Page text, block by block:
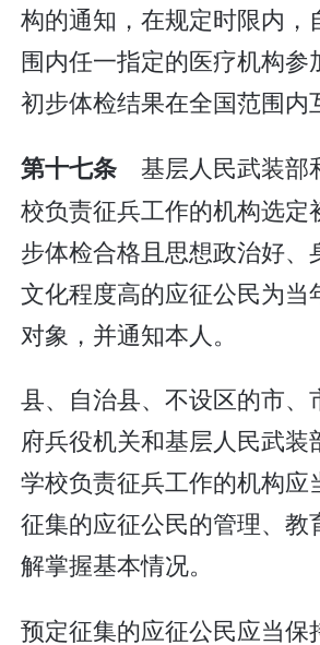
构的通知，在规定时限内，
围内任一指定的医疗机构参
初步体检结果在全国范围内
第十七条 基层人民武装部
校负责征兵工作的机构选定
步体检合格且思想政治好、
文化程度高的应征公民为当
对象，并通知本人。
县、自治县、不设区的市、
府兵役机关和基层人民武装
学校负责征兵工作的机构应
征集的应征公民的管理、教
解掌握基本情况。
预定征集的应征公民应当保